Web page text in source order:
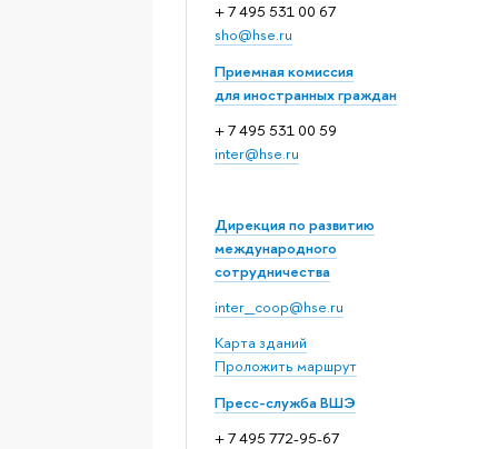
+ 7 495 531 00 67
sho@hse.ru
Приемная комиссия
для иностранных граждан
+ 7 495 531 00 59
inter@hse.ru
Дирекция по развитию
международного
сотрудничества
inter_coop@hse.ru
Карта зданий
Проложить маршрут
Пресс-служба ВШЭ
+ 7 495 772-95-67